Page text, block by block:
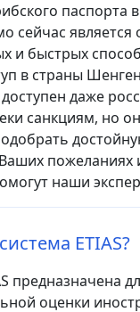
паспорта в
сейчас является
и быстрых
в страны
даже
санкциям, но
пожеланиях
наши
ETIAS?
предназначена
оценки